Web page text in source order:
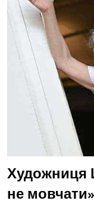
Художниця
не мовчати»